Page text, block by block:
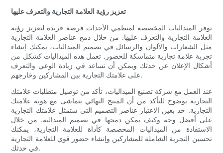
تعزيز رؤية العلامة التجارية والتعرف عليها
توفر الميداليات المخصصة لمنظمي الأحداث فرصة فريدة لتعزيز رؤية
العلامة التجارية والتعرف عليها. من خلال دمج عناصر العلامة التجارية
مثل الشعارات والألوان والرسائل في تصميم الميداليات، يمكنك إنشاء
تجربة علامة تجارية متماسكة للحضور. تعمل هذه الميداليات كشكل من
أشكال الإعلان عن حدثك ويمكن أن تساعد في زيادة الوعي والتعرف
على علامتك التجارية بين المشاركين وخارجهم.
عند العمل مع شركة تصنيع الميداليات، تأكد من توصيل متطلبات علامتك
التجارية بوضوح للتأكد من أن المنتج النهائي يتماشى مع هوية علامتك
التجارية. خذ بعين الاعتبار عناصر التصميم التي ستمثل علامتك التجارية
على أفضل وجه وكيف يمكن دمجها في تصميم الميدالية. من خلال
الاستفادة من الميداليات المخصصة كأداة للعلامة التجارية، يمكنك
تحسين التجربة الشاملة للمشاركين وإنشاء حضور قوي للعلامة التجارية
في حدثك.